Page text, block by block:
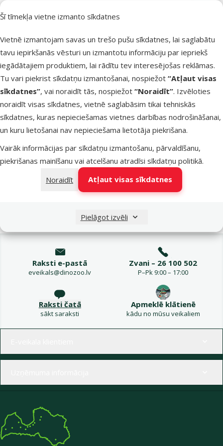
Šī tīmekļa vietne izmanto sīkdatnes
Vietnē izmantojam savas un trešo pušu sīkdatnes, lai saglabātu
tavu iepirkšanās vēsturi un izmantotu informāciju par iepriekš
iegādātajiem produktiem, lai rādītu tev interesējošas reklāmas.
Tu vari piekrist sīkdatņu izmantošanai, nospiežot “Atļaut visas
sīkdatnes”, vai noraidīt tās, nospiežot “Noraidīt”. Izvēloties
noraidīt visas sīkdatnes, vietnē saglabāsim tikai tehniskās
sīkdatnes, kuras nepieciešamas vietnes darbības nodrošināšanai,
un kuru lietošanai nav nepieciešama lietotāja piekrišana.
Vairāk informācijas par sīkdatņu izmantošanu, pārvaldīšanu,
piekrišanas mainīšanu vai atcelšanu atradīsi sīkdatņu politikā.
Noraidīt
Atļaut visas sīkdatnes
Pielāgot izvēli
Filtrs 1
Sastāvs un garšas
Kārtot pēc
Konservi
kaķiem –
Premium
Chicken and
Turkey, 100
Oriģinālā
1,09 €
Raksti e-pastā
eveikals@dinozoo.lv
Zvani – 26 100 502
P–Pk 9:00 – 17:00
Raksti čatā
sākt saraksti
Apmeklē klātienē
kādu no mūsu veikaliem